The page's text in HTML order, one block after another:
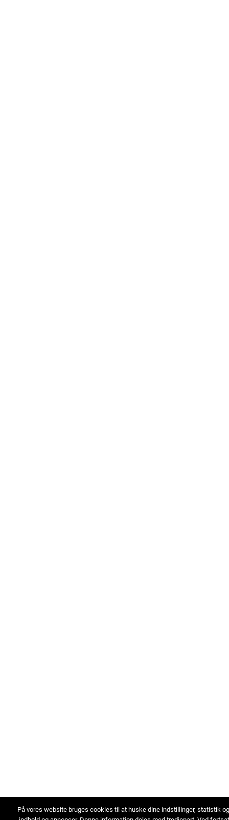
På vores website bruges cookies til at huske dine indstillinger, statistik